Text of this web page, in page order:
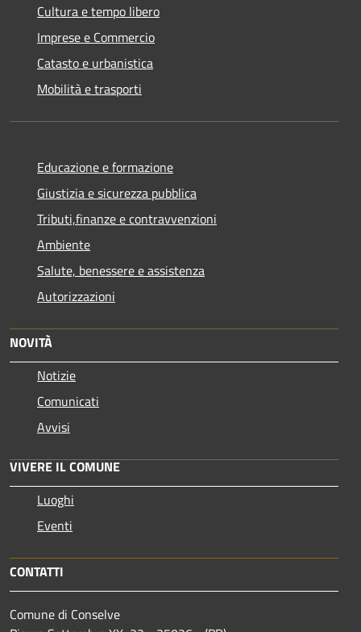
Cultura e tempo libero
Imprese e Commercio
Catasto e urbanistica
Mobilità e trasporti
Educazione e formazione
Giustizia e sicurezza pubblica
Tributi,finanze e contravvenzioni
Ambiente
Salute, benessere e assistenza
Autorizzazioni
NOVITÀ
Notizie
Comunicati
Avvisi
VIVERE IL COMUNE
Luoghi
Eventi
CONTATTI
Comune di Conselve